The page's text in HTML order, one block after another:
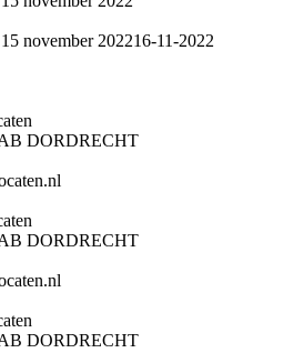
november 202216-11-2022
DORDRECHT
DORDRECHT
DORDRECHT